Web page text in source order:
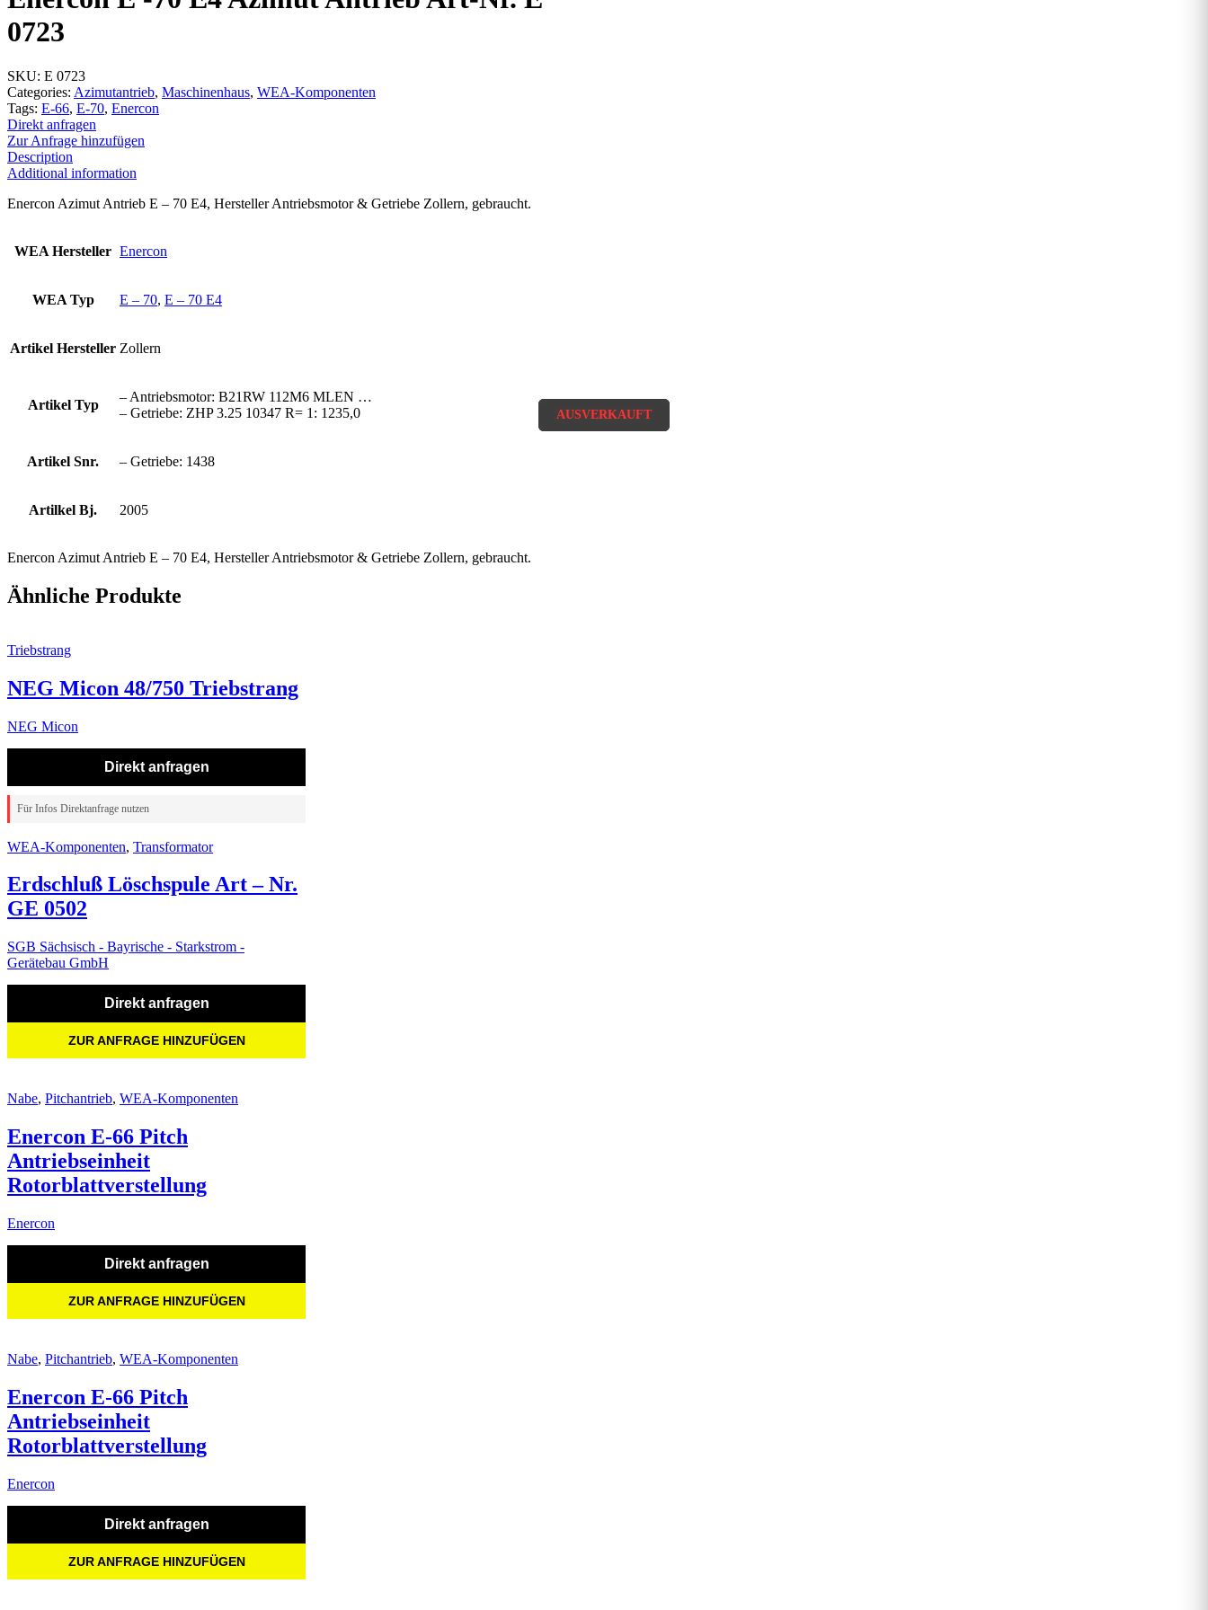
0723
SKU: E 0723
Categories: Azimutantrieb, Maschinenhaus, WEA-Komponenten
Tags: E-66, E-70, Enercon
Direkt anfragen
Zur Anfrage hinzufügen
Description
Additional information
Enercon Azimut Antrieb E – 70 E4, Hersteller Antriebsmotor & Getriebe Zollern, gebraucht.
WEA Hersteller Enercon
WEA Typ E – 70, E – 70 E4
Artikel Hersteller Zollern
Artikel Typ
– Antriebsmotor: B21RW 112M6 MLEN …
– Getriebe: ZHP 3.25 10347 R= 1: 1235,0
Artikel Snr. – Getriebe: 1438
Artilkel Bj. 2005
Enercon Azimut Antrieb E – 70 E4, Hersteller Antriebsmotor & Getriebe Zollern, gebraucht.
Ähnliche Produkte
AUSVERKAUFT
Triebstrang
NEG Micon 48/750 Triebstrang
NEG Micon
Direkt anfragen
Für Infos Direktanfrage nutzen
WEA-Komponenten, Transformator
Erdschluß Löschspule Art – Nr.
GE 0502
SGB Sächsisch - Bayrische - Starkstrom -
Gerätebau GmbH
Direkt anfragen
ZUR ANFRAGE HINZUFÜGEN
Nabe, Pitchantrieb, WEA-Komponenten
Enercon E-66 Pitch
Antriebseinheit
Rotorblattverstellung
Enercon
Direkt anfragen
ZUR ANFRAGE HINZUFÜGEN
Nabe, Pitchantrieb, WEA-Komponenten
Enercon E-66 Pitch
Antriebseinheit
Rotorblattverstellung
Enercon
Direkt anfragen
ZUR ANFRAGE HINZUFÜGEN
AUSVERKAUFT
AUSVERKAUFT